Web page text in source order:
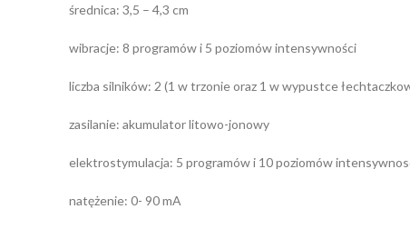
średnica: 3,5 – 4,3 cm
wibracje: 8 programów i 5 poziomów intensywności
liczba silników: 2 (1 w trzonie oraz 1 w wypustce
zasilanie: akumulator litowo-jonowy
elektrostymulacja: 5 programów i 10 poziomów
natężenie: 0- 90 mA